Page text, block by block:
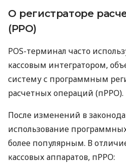
О регистраторе
(РРО)
POS-терминал часто
кассовым интегратором,
систему с программным
расчетных операций (пРРО).
После изменений в
использование
более популярным. В
кассовых аппаратов, пРРО: